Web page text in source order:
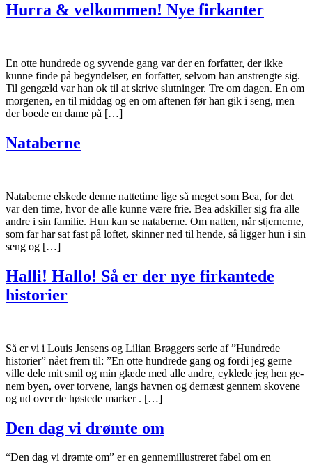
Hurra & velkommen! Nye firkanter
En otte hundrede og syvende gang var der en forfatter, der ikke
kunne finde på begyndelser, en forfatter, selvom han anstrengte sig.
Til gengæld var han ok til at skrive slutninger. Tre om dagen. En om
morgenen, en til middag og en om aftenen før han gik i seng, men
der boede en dame på […]
Nataberne
Nataberne elskede denne nattetime lige så meget som Bea, for det
var den time, hvor de alle kunne være frie. Bea adskiller sig fra alle
andre i sin familie. Hun kan se nataberne. Om natten, når stjernerne,
som far har sat fast på loftet, skinner ned til hende, så ligger hun i sin
seng og […]
Halli! Hallo! Så er der nye firkantede
historier
Så er vi i Louis Jensens og Lilian Brøggers serie af ”Hundrede
historier” nået frem til: ”En otte hundrede gang og fordi jeg gerne
ville dele mit smil og min glæde med alle andre, cyklede jeg hen ge-
nem byen, over torvene, langs havnen og dernæst gennem skovene
og ud over de høstede marker . […]
Den dag vi drømte om
“Den dag vi drømte om” er en gennemillustreret fabel om en